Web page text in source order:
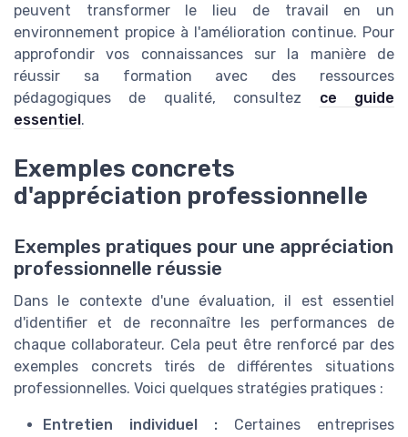
peuvent transformer le lieu de travail en un
environnement propice à l'amélioration continue. Pour
approfondir vos connaissances sur la manière de
réussir sa formation avec des ressources
pédagogiques de qualité, consultez ce guide
essentiel.
Exemples concrets
d'appréciation professionnelle
Exemples pratiques pour une appréciation
professionnelle réussie
Dans le contexte d'une évaluation, il est essentiel
d'identifier et de reconnaître les performances de
chaque collaborateur. Cela peut être renforcé par des
exemples concrets tirés de différentes situations
professionnelles. Voici quelques stratégies pratiques :
Entretien individuel : Certaines entreprises